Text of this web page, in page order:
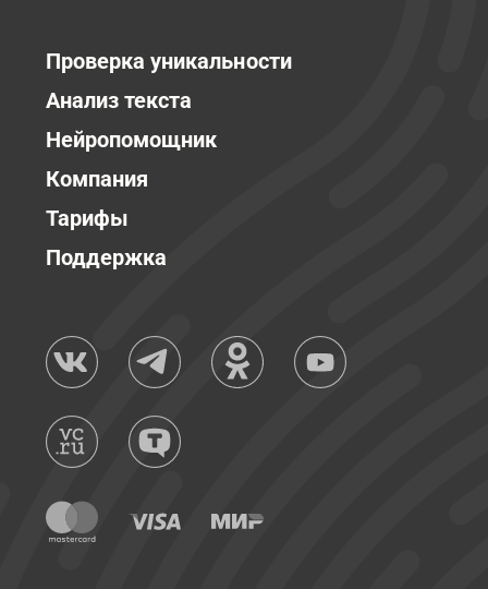
Проверка уникальности
Анализ текста
Нейропомощник
Компания
Тарифы
Поддержка